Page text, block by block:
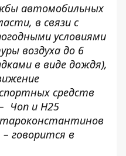
автомобильных
в связи с
условиями
воздуха до 6
в виде дождя),
средств
Чоп и Н25
– говорится в